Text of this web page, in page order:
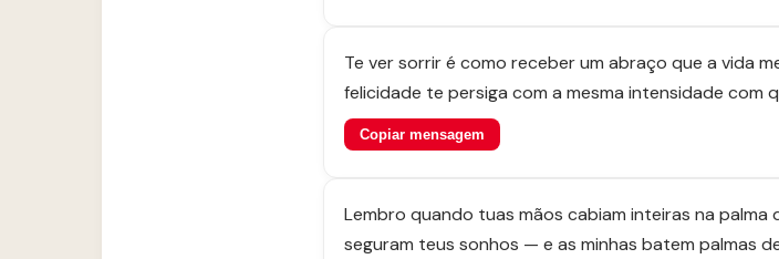
Te ver sorrir é como receber um abraço que a vida
felicidade te persiga com a mesma intensidade com
Copiar mensagem
Lembro quando tuas mãos cabiam inteiras na palma
seguram teus sonhos — e as minhas batem palmas